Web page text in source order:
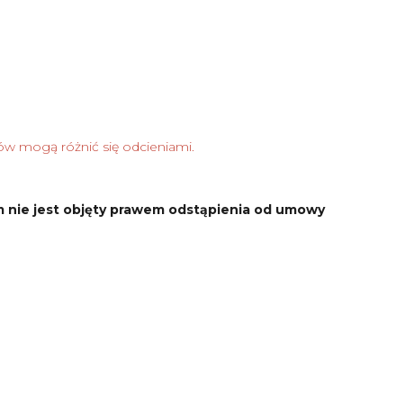
mogą różnić się odcieniami.
jest objęty prawem odstąpienia od umowy